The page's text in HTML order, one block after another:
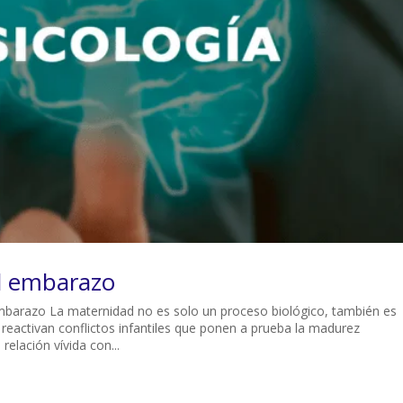
La maternidad no es solo un proceso biológico, también es
conflictos infantiles que ponen a prueba la madurez
vívida con...